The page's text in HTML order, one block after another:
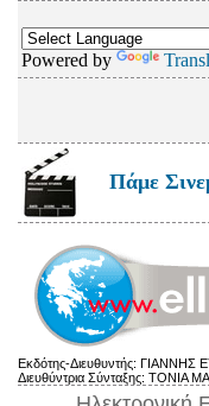
Powered by
Πάμε
Εκδότης-Διευθυντής: ΓΙΑΝΝΗΣ
Διευθύντρια Σύνταξης: ΤΟΝΙΑ